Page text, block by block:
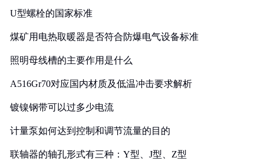
U型螺栓的国家标准
煤矿用电热取暖器是否符合防爆电气设备标准
照明母线槽的主要作用是什么
A516Gr70对应国内材质及低温冲击要求解析
镀镍钢带可以过多少电流
计量泵如何达到控制和调节流量的目的
联轴器的轴孔形式有三种：Y型、J型、Z型